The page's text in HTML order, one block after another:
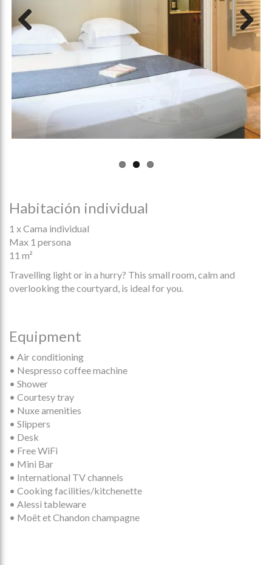
Next
Habitación individual
1 x Cama individual
Max 1 persona
11 m²
Travelling light or in a hurry? This small room, calm and
overlooking the courtyard, is ideal for you.
Equipment
• Air conditioning
• Nespresso coffee machine
• Shower
• Courtesy tray
• Nuxe amenities
• Slippers
• Desk
• Free WiFi
• Mini Bar
• International TV channels
• Cooking facilities/kitchenette
• Alessi tableware
• Moët et Chandon champagne